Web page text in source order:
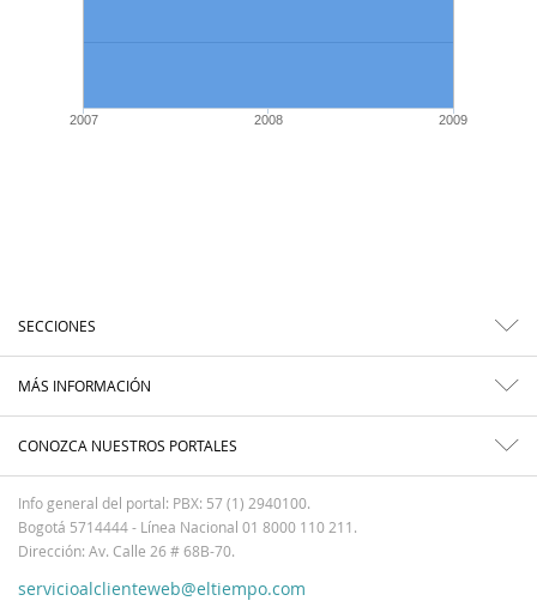
2007 2008 2009
SECCIONES
MÁS INFORMACIÓN
CONOZCA NUESTROS PORTALES
Info general del portal: PBX: 57 (1) 2940100.
Bogotá 5714444 - Línea Nacional 01 8000 110 211.
Dirección: Av. Calle 26 # 68B-70.
servicioalclienteweb@eltiempo.com